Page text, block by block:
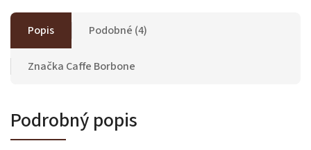
Popis Podobné (4)
Značka Caffe Borbone
Podrobný popis